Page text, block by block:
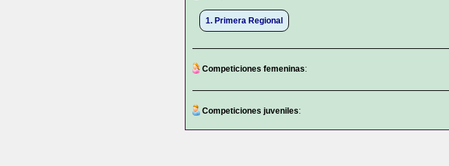
1. Primera Regional
Competiciones femeninas:
Competiciones juveniles: